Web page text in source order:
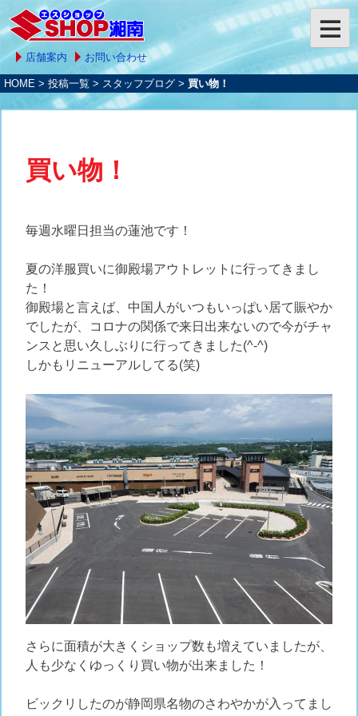
店舗案内 お問い合わせ
HOME > 投稿一覧 > スタッフブログ > 買い物！
買い物！
毎週水曜日担当の蓮池です！
夏の洋服買いに御殿場アウトレットに行ってきまし
た！
御殿場と言えば、中国人がいつもいっぱい居て賑やか
でしたが、コロナの関係で来日出来ないので今がチャ
ンスと思い久しぶりに行ってきました(^-^)
しかもリニューアルしてる(笑)
さらに面積が大きくショップ数も増えていましたが、
人も少なくゆっくり買い物が出来ました！
ビックリしたのが静岡県名物のさわやかが入ってまし